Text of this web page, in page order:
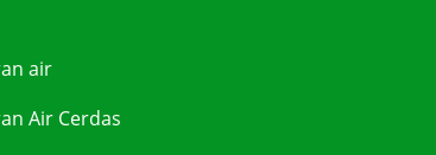
air
Air Cerdas